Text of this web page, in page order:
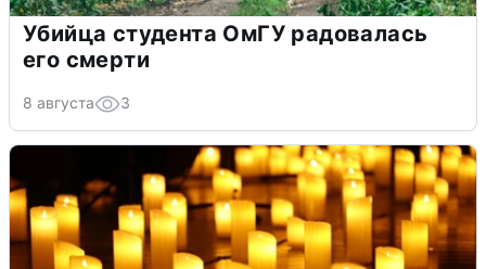
Убийца студента ОмГУ радовалась
его смерти
8 августа 3